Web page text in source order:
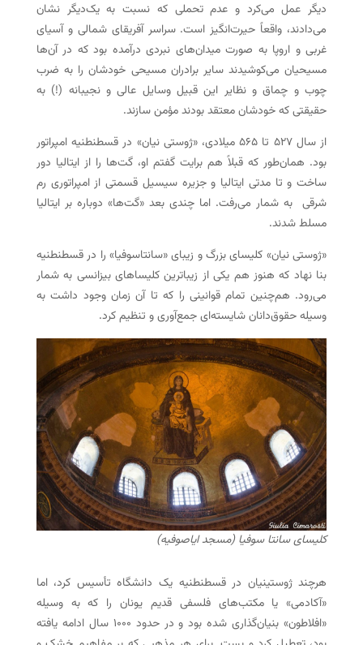
دیگر عمل می‌کرد و عدم تحملی که نسبت به یک‌دیگر نشان
می‌دادند، واقعاً حیرت‌انگیز است. سراسر آفریقای شمالی و آسیای
غربی و اروپا به صورت میدان‌های نبردی درآمده بود که در آن‌ها
مسیحیان می‌کوشیدند سایر برادران مسیحی خودشان را به ضرب
چوب و چماق و نظایر این قبیل وسایل عالی و نجیبانه (!) به
حقیقتی که خودشان معتقد بودند مؤمن سازند.
از سال ۵۲۷ تا ۵۶۵ میلادی، «ژوستی نیان» در قسطنطنیه امپراتور
بود. همان‌طور که قبلاً هم برایت گفتم او، گت‌ها را از ایتالیا دور
ساخت و تا مدتی ایتالیا و جزیره سیسیل قسمتی از امپراتوری رم
شرقی به شمار می‌رفت. اما چندی بعد «گت‌ها» دوباره بر ایتالیا
مسلط شدند.
«ژوستی نیان» کلیسای بزرگ و زیبای «سانتاسوفیا» را در قسطنطنیه
بنا نهاد که هنوز هم یکی از زیباترین کلیساهای بیزانسی به شمار
می‌رود. هم‌چنین تمام قوانینی را که تا آن زمان وجود داشت به
وسیله حقوق‌دانان شایسته‌ای جمع‌آوری و تنظیم کرد.
کلیسای سانتا سوفیا (مسجد ایاصوفیه)
هرچند ژوستینیان در قسطنطنیه یک دانشگاه تأسیس کرد، اما
«آکادمی» یا مکتب‌های فلسفی قدیم یونان را که به وسیله
«افلاطون» بنیان‌گذاری شده بود و در حدود ۱۰۰۰ سال ادامه یافته